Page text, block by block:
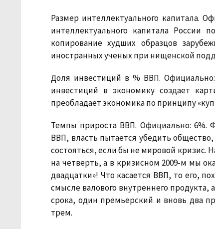
Размер интеллектуального капитала.
интеллектуального капитала России
копирование худших образцов
иностранных ученых при нищенской
Доля инвестиций в % ВВП.
инвестиций в экономику создает
преобладает экономика по принципу
Темпы прироста ВВП. Официально: 6%.
ВВП, власть пытается убедить общество,
состояться, если бы не мировой кризис.
на чет­верть, а в кризисном 2009-м мы
двадцатки»! Что касается ВВП, то его,
смысле валового внутреннего
срока, один премьерский и вновь два
трем.